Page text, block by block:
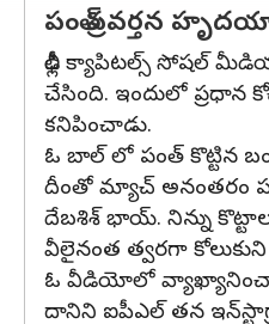
పంత్ ప్రవర్తన
ఢిల్లీ క్యాపిటల్స్ సోషల్
చేసింది. ఇందులో ప్రధాన
కనిపించాడు.
ఓ బాల్ లో పంత్‌ కొట్టిన
దీంతో మ్యాచ్‌ అనంతరం
దేబశిశ్‌ భాయ్. నిన్ను
వీలైనంత త్వరగా
ఓ వీడియోలో
దానిని ఐపీఎల్‌ తన